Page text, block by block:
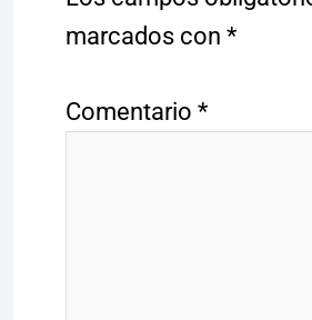
marcados con *
Comentario *